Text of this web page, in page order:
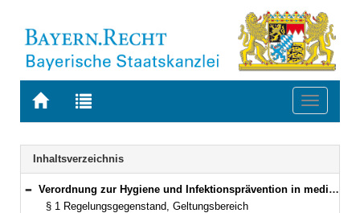
Zur
BAYERN.RECHT
Zur
letzten
Suche
Toggle
Navigation
Inhaltsverzeichnis
Bereich reduzieren
Verordnung zur Hygiene und Infektionsprävention in medizinischen Einrichtungen (Bayerische Medizinhygieneverordnung – MedHygV) Vom 1. Dezember 2010 (GVBl. S. 817) BayRS 2126-1-2-G (§§ 1–16)
§ 1 Regelungsgegenstand, Geltungsbereich